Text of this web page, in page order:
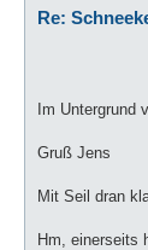
Re:
Im Untergrund
Gruß Jens
Mit Seil dran
Hm, einerseits